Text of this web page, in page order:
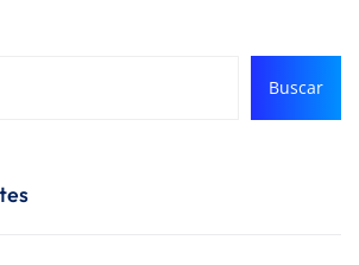
Buscar